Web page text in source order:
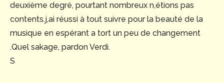
deuxième degré, pourtant nombreux n,étions pas
contents.j,ai réussi à tout suivre pour la beauté de la
musique en espérant a tort un peu de changement
.Quel sakage, pardon Verdi.
S